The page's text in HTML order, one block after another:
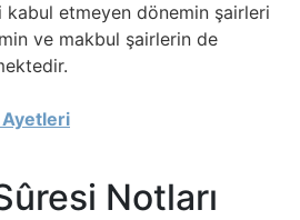
etmeyen dönemin şairleri
ve makbul şairlerin de
Ayetleri
Notları